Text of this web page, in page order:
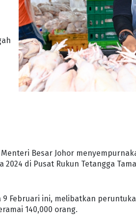
Menteri Besar Johor
di Pusat Rukun Tetangga
Februari ini, melibatkan
140,000 orang.